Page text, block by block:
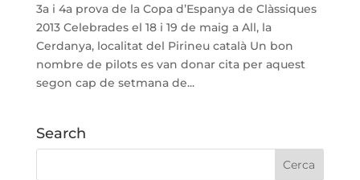
3a i 4a prova de la Copa d’Espanya de Clàssiques
2013 Celebrades el 18 i 19 de maig a All, la
Cerdanya, localitat del Pirineu català Un bon
nombre de pilots es van donar cita per aquest
segon cap de setmana de...
Search